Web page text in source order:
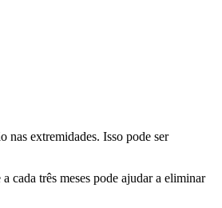
nas extremidades. Isso pode ser
cada três meses pode ajudar a eliminar